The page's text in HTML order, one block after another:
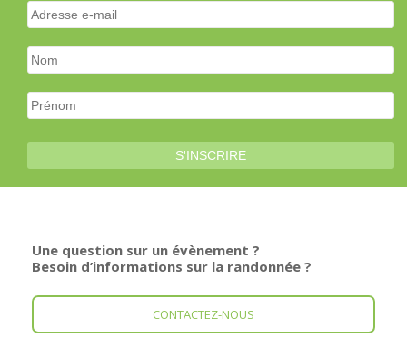
Une question sur un évènement ?
Besoin d’informations sur la randonnée ?
CONTACTEZ-NOUS